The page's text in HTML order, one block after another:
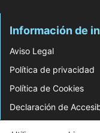
Información de
Aviso Legal
Política de privacidad
Política de Cookies
Declaración de